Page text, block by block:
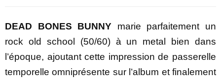
DEAD BONES BUNNY marie parfaitement un
rock old school (50/60) à un metal bien dans
l’époque, ajoutant cette impression de passerelle
temporelle omniprésente sur l’album et finalement